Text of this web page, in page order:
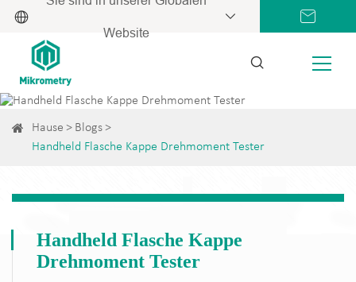
Website
Hause
Blogs
Handheld Flasche Kappe Drehmoment Tester
Handheld Flasche Kappe
Drehmoment Tester